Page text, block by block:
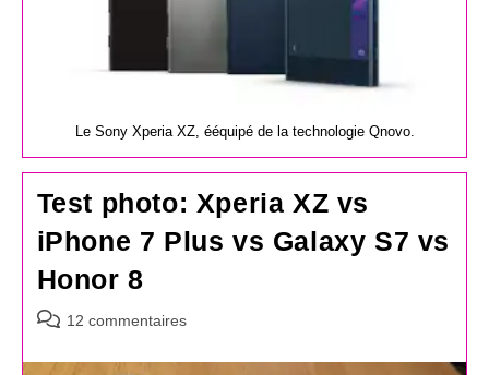
Le Sony Xperia XZ, ééquipé de la technologie Qnovo.
Test photo: Xperia XZ vs
iPhone 7 Plus vs Galaxy S7 vs
Honor 8
Commentaires
la
12 commentaires